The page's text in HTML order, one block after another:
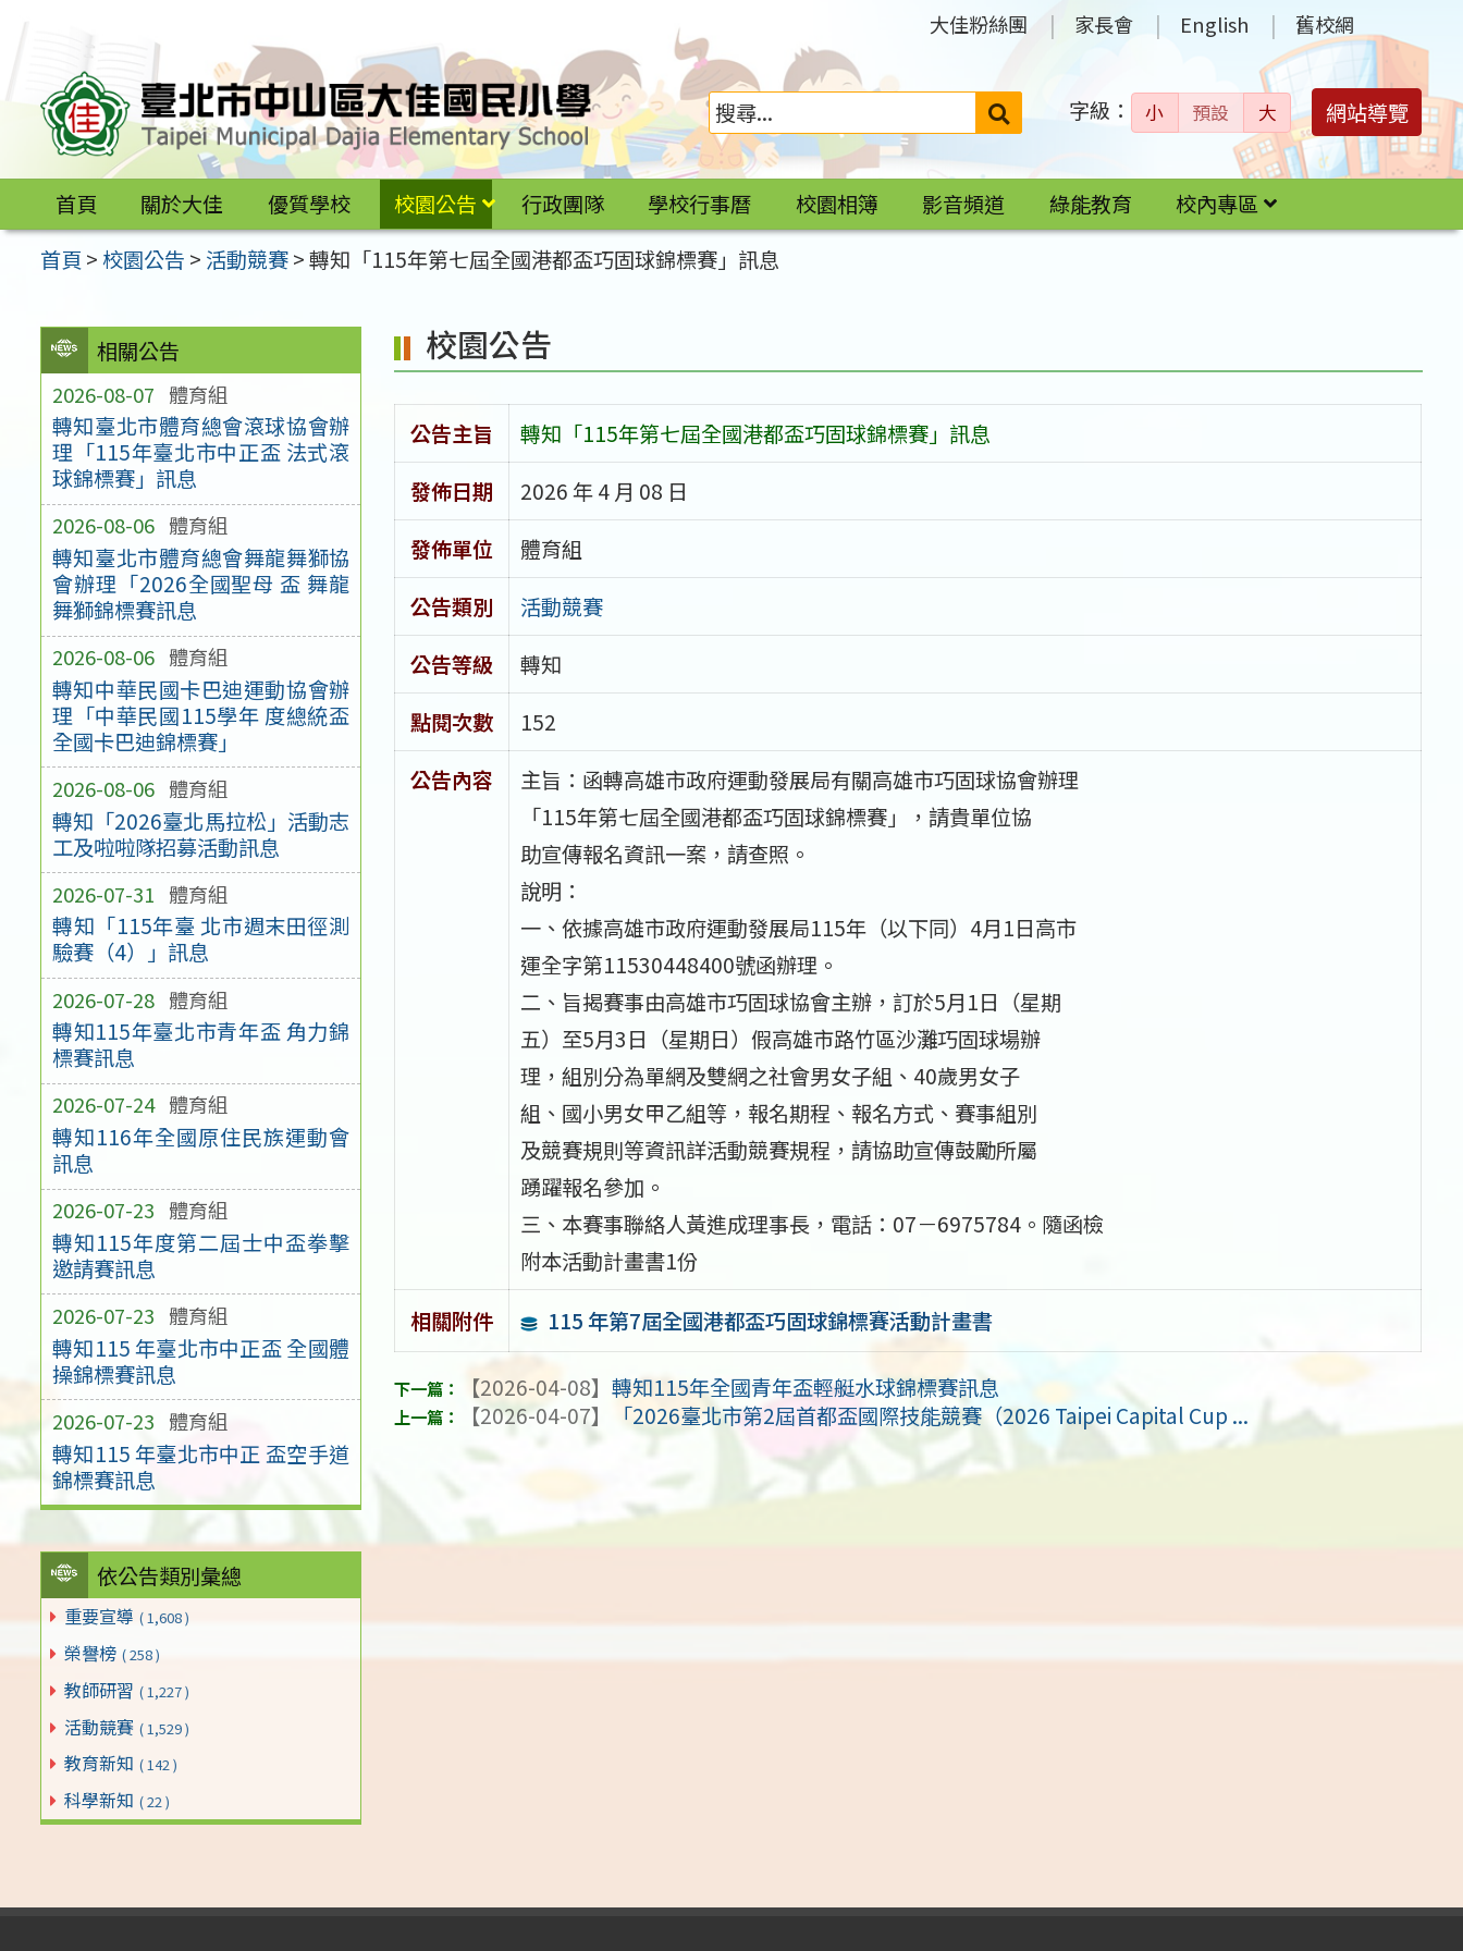
區
大佳粉絲團 家長會 English 舊校網
搜
字級： 小 預設 大 網站導覽
首頁 關於大佳 優質學校 校園公告 行政團隊 學校行事曆 校園相簿 影音頻道 綠能教育
校內專區
首頁 >校園公告 > 活動競賽>轉知「115年第七屆全國港都盃巧固球錦標賽」訊息
相關公告
2026-08-07 體育組
轉知臺北市體育總會滾球協會辦
理「115年臺北市中正盃 法式滾
球錦標賽」訊息
2026-08-06 體育組
轉知臺北市體育總會舞龍舞獅協
會辦理「2026全國聖母 盃 舞龍
舞獅錦標賽訊息
2026-08-06 體育組
轉知中華民國卡巴迪運動協會辦
理「中華民國115學年 度總統盃
全國卡巴迪錦標賽」
2026-08-06 體育組
轉知「2026臺北馬拉松」活動志
工及啦啦隊招募活動訊息
2026-07-31 體育組
轉知「115年臺 北市週末田徑測
驗賽（4）」訊息
2026-07-28 體育組
轉知115年臺北市青年盃 角力錦
標賽訊息
2026-07-24 體育組
轉知116年全國原住民族運動會
訊息
2026-07-23 體育組
轉知115年度第二屆士中盃拳擊
邀請賽訊息
2026-07-23 體育組
轉知115 年臺北市中正盃 全國體
操錦標賽訊息
2026-07-23 體育組
轉知115 年臺北市中正 盃空手道
錦標賽訊息
依公告類別彙總
重要宣導 ( 1,608 )
榮譽榜 ( 258 )
教師研習 ( 1,227 )
活動競賽 ( 1,529 )
教育新知 ( 142 )
科學新知 ( 22 )
校園公告
公告主旨
轉知「115年第七屆全國港都盃巧固球錦標賽」訊息
發佈日期
2026 年 4 月 08 日
發佈單位
體育組
公告類別
活動競賽
公告等級
轉知
點閱次數
152
公告內容
主旨：函轉高雄市政府運動發展局有關高雄市巧固球協會辦理
「115年第七屆全國港都盃巧固球錦標賽」，請貴單位協
助宣傳報名資訊一案，請查照。
說明：
一、依據高雄市政府運動發展局115年（以下同）4月1日高市
運全字第11530448400號函辦理。
二、旨揭賽事由高雄市巧固球協會主辦，訂於5月1日（星期
五）至5月3日（星期日）假高雄市路竹區沙灘巧固球場辦
理，組別分為單網及雙網之社會男女子組、40歲男女子
組、國小男女甲乙組等，報名期程、報名方式、賽事組別
及競賽規則等資訊詳活動競賽規程，請協助宣傳鼓勵所屬
踴躍報名參加。
三、本賽事聯絡人黃進成理事長，電話：07－6975784。隨函檢
附本活動計畫書1份
相關附件
115 年第7屆全國港都盃巧固球錦標賽活動計畫書
【2026-04-08】轉知115年全國青年盃輕艇水球錦標賽訊息
【2026-04-07】
「2026臺北市第2屆首都盃國際技能競賽（2026 Taipei Capital Cup ...